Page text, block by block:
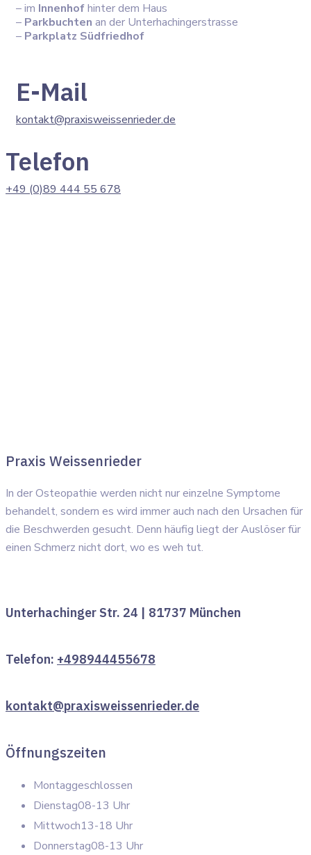
– im Innenhofhinter dem Haus
– Parkbuchten an der Unterhachingerstrasse
– Parkplatz Südfriedhof
E-Mail
kontakt@praxisweissenrieder.de
Telefon
+49 (0)89 444 55 678
Praxis Weissenrieder
In der Osteopathie werden nicht nur einzelne Symptome
behandelt, sondern es wird immer auch nach den Ursachen für
die Beschwerden gesucht. Denn häufig liegt der Auslöser für
einen Schmerz nicht dort, wo es weh tut.
Unterhachinger Str. 24 | 81737 München
Telefon: +498944455678
kontakt@praxisweissenrieder.de
Öffnungszeiten
Montaggeschlossen
Dienstag08-13 Uhr
Mittwoch13-18 Uhr
Donnerstag08-13 Uhr